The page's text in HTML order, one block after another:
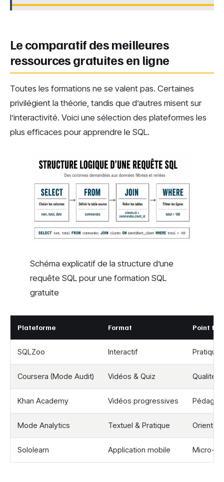
Le comparatif des meilleures
ressources gratuites en ligne
Toutes les formations ne se valent pas. Certaines
privilégient la théorie, tandis que d’autres misent sur
l’interactivité. Voici une sélection des plateformes les
plus efficaces pour apprendre le SQL.
Schéma explicatif de la structure d’une
requête SQL pour une formation SQL
gratuite
Plateforme Format Point fort
SQLZoo Interactif Pratique
Coursera (Mode Audit) Vidéos & Quiz Qualité
Khan Academy Vidéos progressives
Mode Analytics Textuel & Pratique Orienté
Sololearn Application mobile Micro-